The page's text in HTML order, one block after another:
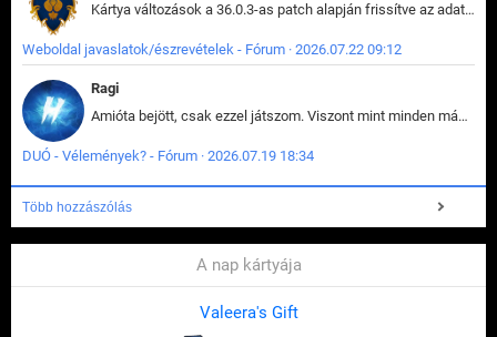
Kártya változások a 36.0.3-as patch alapján frissítve az adatbázisban (képek is cserélve).
Weboldal javaslatok/észrevételek - Fórum · 2026.07.22 09:12
Ragi
Amióta bejött, csak ezzel játszom. Viszont mint minden más - akár az alapjáték is, ez is baromira összetett lett. Néha már pár kör után is esélytelen az egész. Vagy irreállisan túltápol valaki, vagy lelép a partner, vagy csak hülye mint a segg. És amikor eljönne az én időm, na akkor jön el mindenki másé is. Engem jobban érdekelne, hogy ki milyen ratingen szokott játszani. Na ez lenne egy érdekes adat.
DUÓ - Vélemények? - Fórum · 2026.07.19 18:34
Több hozzászólás
A nap kártyája
Valeera's Gift